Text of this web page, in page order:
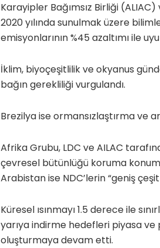
Karayipler Bağımsız Birliği
2020 yılında sunulmak üzere
emisyonlarının %45 azaltımı ile
İklim, biyoçeşitlilik ve okyanus
bağın gerekliliği vurgulandı.
Brezilya ise ormansızlaştırma ve
Afrika Grubu, LDC ve AILAC
çevresel bütünlüğü koruma
Arabistan ise NDC’lerin “geniş
Küresel ısınmayı 1.5 derece ile
yarıya indirme hedefleri piyasa ve
oluşturmaya devam etti.